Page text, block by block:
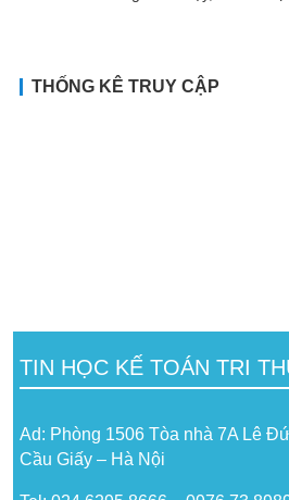
THỐNG KÊ TRUY CẬP
TIN HỌC KẾ TOÁN TRI
Ad: Phòng 1506 Tòa nhà 7A Lê
Cầu Giấy – Hà Nội